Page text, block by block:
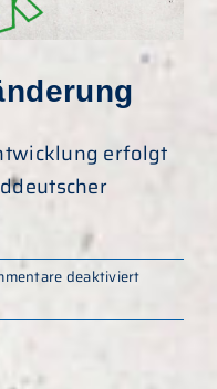
erfolgt
deaktiviertfür
–